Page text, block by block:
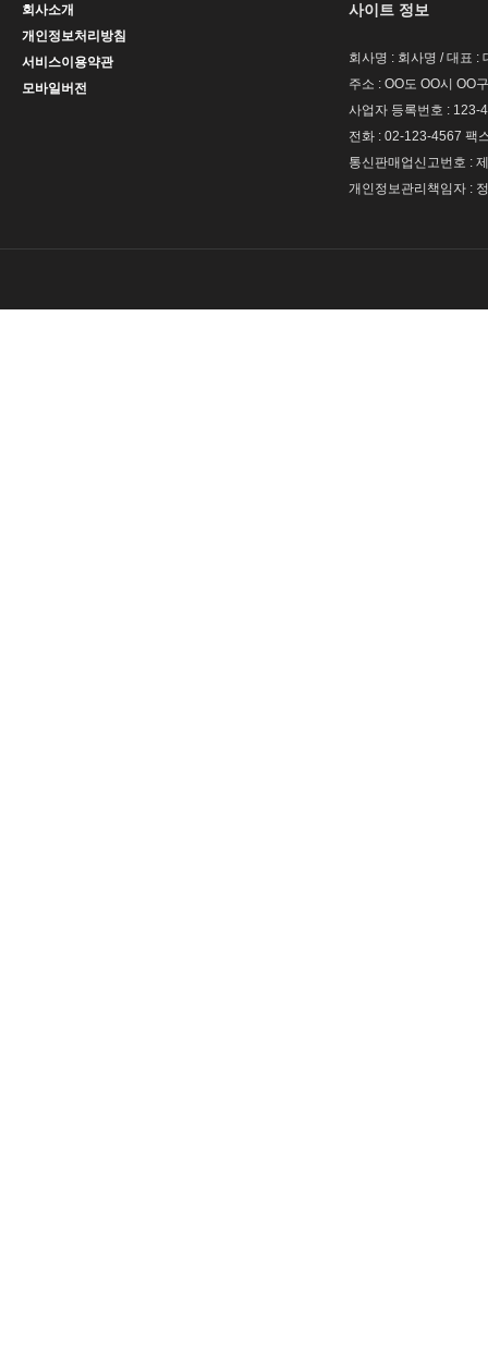
회사소개
개인정보처리방침
서비스이용약관
모바일버전
사이트 정보
회사명 : 회사명 / 대표 :
주소 : OO도 OO시 OO
사업자 등록번호 : 123-
전화 : 02-123-4567 팩
통신판매업신고번호 :
개인정보관리책임자 :